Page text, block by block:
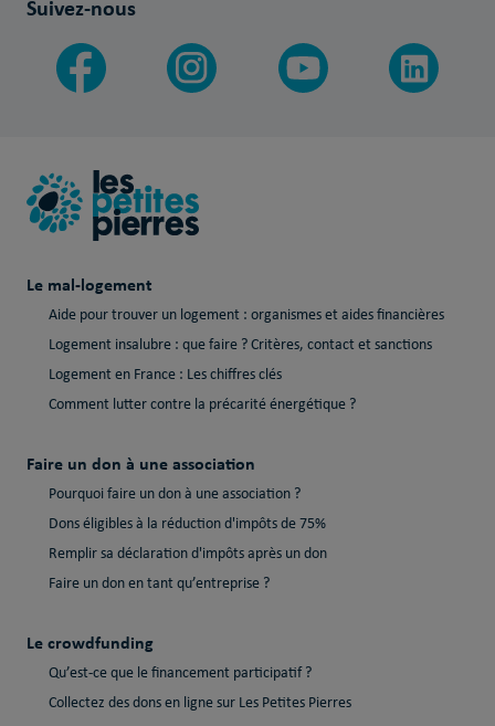
Suivez-nous
Le mal-logement
Aide pour trouver un logement : organismes et aides financières
Logement insalubre : que faire ? Critères, contact et sanctions
Logement en France : Les chiffres clés
Comment lutter contre la précarité énergétique ?
Faire un don à une association
Pourquoi faire un don à une association ?
Dons éligibles à la réduction d'impôts de 75%
Remplir sa déclaration d'impôts après un don
Faire un don en tant qu’entreprise ?
Le crowdfunding
Qu’est-ce que le financement participatif ?
Collectez des dons en ligne sur Les Petites Pierres